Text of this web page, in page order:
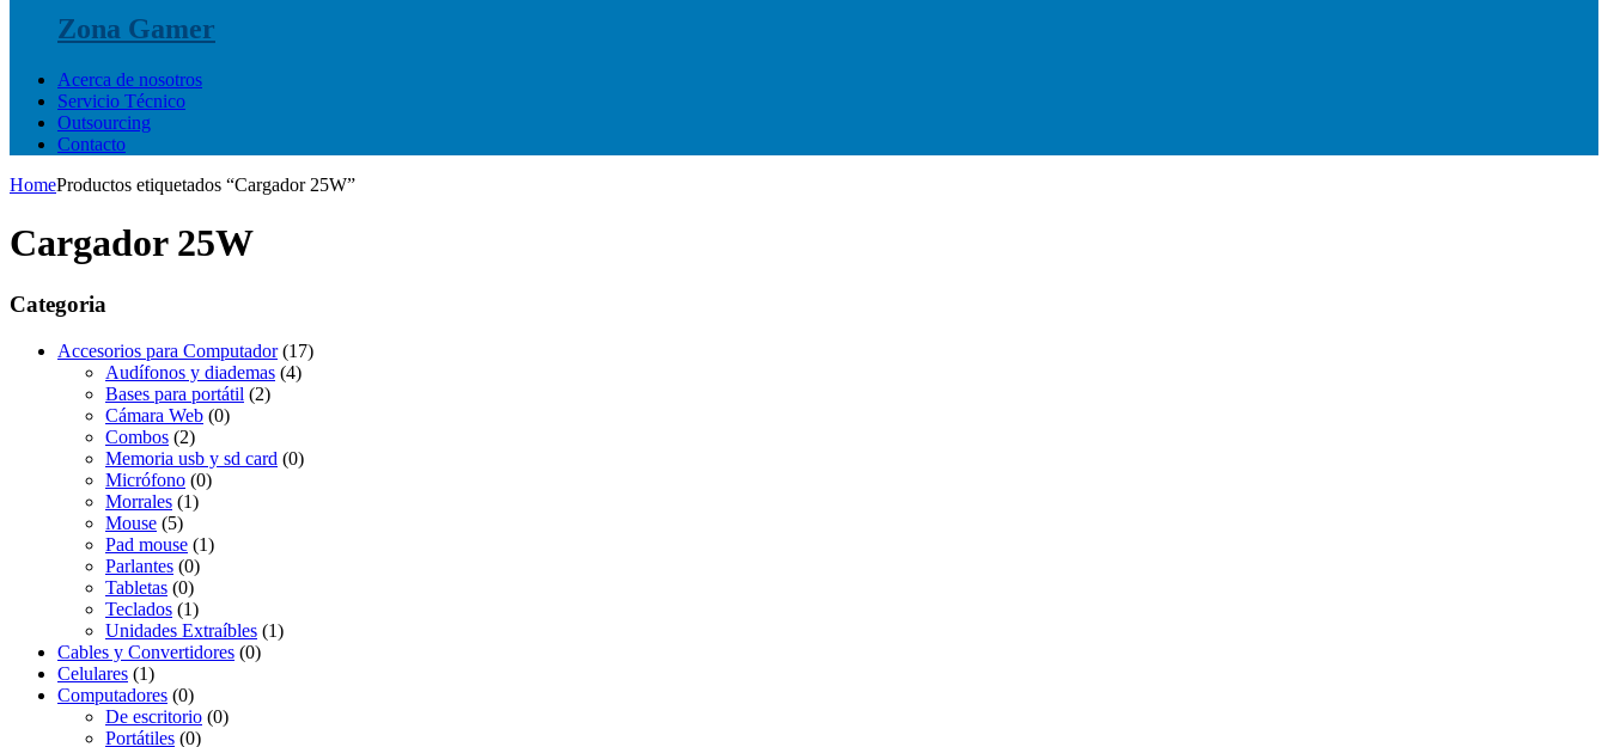
Zona Gamer
Acerca de nosotros
Servicio Técnico
Outsourcing
Contacto
HomeProductos etiquetados “Cargador 25W”
Cargador 25W
Categoria
Accesorios para Computador (17)
Audífonos y diademas (4)
Bases para portátil (2)
Cámara Web (0)
Combos (2)
Memoria usb y sd card (0)
Micrófono (0)
Morrales (1)
Mouse (5)
Pad mouse (1)
Parlantes (0)
Tabletas (0)
Teclados (1)
Unidades Extraíbles (1)
Cables y Convertidores (0)
Celulares (1)
Computadores (0)
De escritorio (0)
Portátiles (0)